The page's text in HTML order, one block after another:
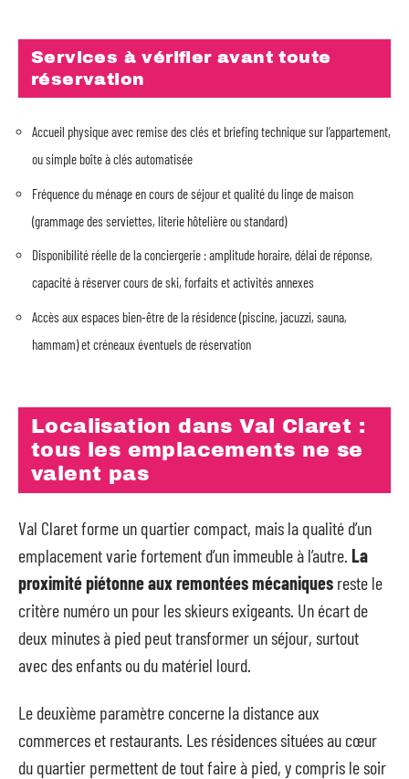
Services à vérifier avant toute
réservation
Accueil physique avec remise des clés et briefing technique sur l’appartement,
ou simple boîte à clés automatisée
Fréquence du ménage en cours de séjour et qualité du linge de maison
(grammage des serviettes, literie hôtelière ou standard)
Disponibilité réelle de la conciergerie : amplitude horaire, délai de réponse,
capacité à réserver cours de ski, forfaits et activités annexes
Accès aux espaces bien-être de la résidence (piscine, jacuzzi, sauna,
hammam) et créneaux éventuels de réservation
Localisation dans Val Claret :
tous les emplacements ne se
valent pas
Val Claret forme un quartier compact, mais la qualité d’un
emplacement varie fortement d’un immeuble à l’autre. La
proximité piétonne aux remontées mécaniques reste le
critère numéro un pour les skieurs exigeants. Un écart de
deux minutes à pied peut transformer un séjour, surtout
avec des enfants ou du matériel lourd.
Le deuxième paramètre concerne la distance aux
commerces et restaurants. Les résidences situées au cœur
du quartier permettent de tout faire à pied, y compris le soir